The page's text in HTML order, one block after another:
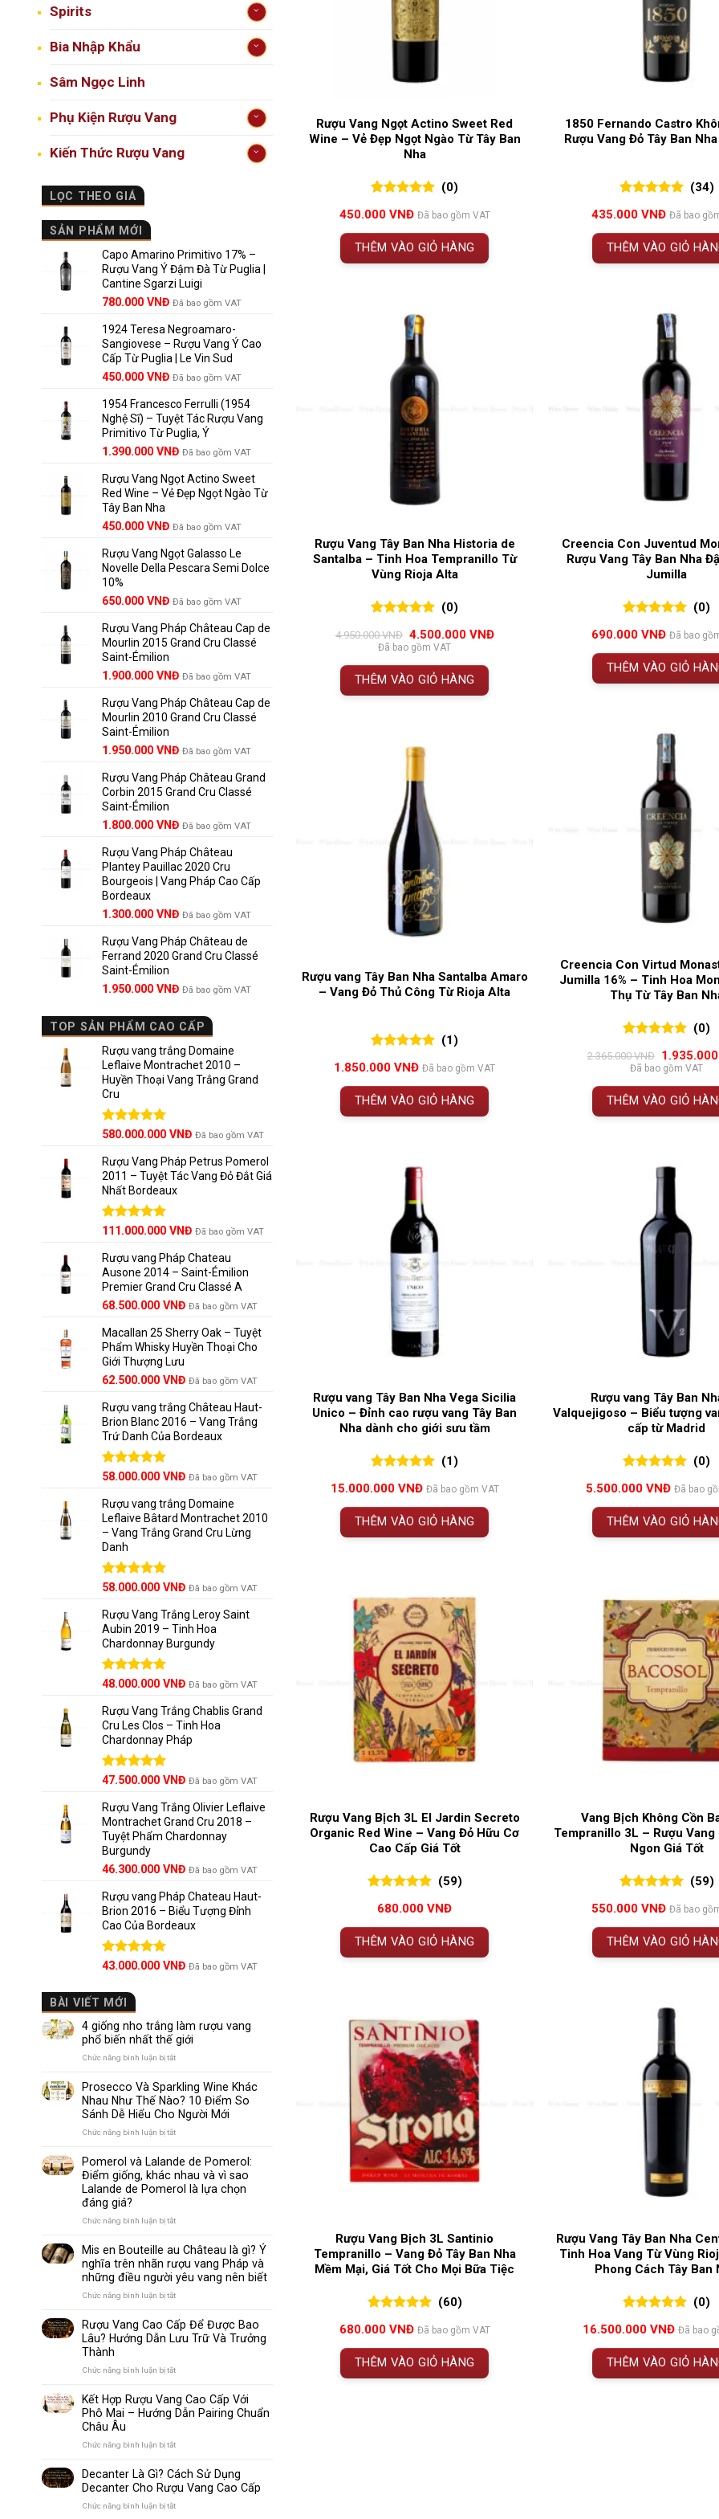
Spirits
Bia Nhập Khẩu
Sâm Ngọc Linh
Phụ Kiện Rượu Vang
Kiến Thức Rượu Vang
LỌC THEO GIÁ
SẢN PHẨM MỚI
Capo Amarino Primitivo 17% –
Rượu Vang Ý Đậm Đà Từ Puglia |
Cantine Sgarzi Luigi
Giá
là:
858.000 VNĐ.
780.000 VNĐGiá
tại
là:
780.000 VNĐ.
Đã bao gồm VAT
1924 Teresa Negroamaro-
Sangiovese – Rượu Vang Ý Cao
Cấp Từ Puglia | Le Vin Sud
Giá
là:
495.000 VNĐ.
450.000 VNĐGiá
tại
là:
450.000 VNĐ.
Đã bao gồm VAT
1954 Francesco Ferrulli (1954
Nghệ Sĩ) – Tuyệt Tác Rượu Vang
Primitivo Từ Puglia, Ý
Giá
là:
1.529.000 VNĐ.
1.390.000 VNĐGiá
tại
là:
Đã bao gồm VAT
Rượu Vang Ngọt Actino Sweet
Red Wine – Vẻ Đẹp Ngọt Ngào Từ
Tây Ban Nha
450.000 VNĐ Đã bao gồm VAT
Rượu Vang Ngọt Galasso Le
Novelle Della Pescara Semi Dolce
10%
650.000 VNĐ Đã bao gồm VAT
Rượu Vang Pháp Château Cap de
Mourlin 2015 Grand Cru Classé
Saint-Émilion
Giá
là:
2.800.000 VNĐ.
1.900.000 VNĐGiá
tại
là:
Đã bao gồm VAT
Rượu Vang Pháp Château Cap de
Mourlin 2010 Grand Cru Classé
Saint-Émilion
Giá
là:
2.950.000 VNĐ.
1.950.000 VNĐGiá
tại
là:
Đã bao gồm VAT
Rượu Vang Pháp Château Grand
Corbin 2015 Grand Cru Classé
Saint-Émilion
Giá
là:
2.500.000 VNĐ.
1.800.000 VNĐGiá
tại
là:
1.800.000 VNĐ.
Đã bao gồm VAT
Rượu Vang Pháp Château
Plantey Pauillac 2020 Cru
Bourgeois | Vang Pháp Cao Cấp
Bordeaux
Giá
là:
1.850.000 VNĐ.
1.300.000 VNĐGiá
tại
là:
Đã bao gồm VAT
Rượu Vang Pháp Château de
Ferrand 2020 Grand Cru Classé
Saint-Émilion
Giá
là:
2.800.000 VNĐ.
1.950.000 VNĐGiá
tại
là:
1.950.000 VNĐ.
Đã bao gồm VAT
TOP SẢN PHẨM CAO CẤP
Rượu vang trắng Domaine
Leflaive Montrachet 2010 –
Huyền Thoại Vang Trắng Grand
Cru
Được xếp
5 sao
580.000.000 VNĐ Đã bao gồm VAT
Rượu Vang Pháp Petrus Pomerol
2011 – Tuyệt Tác Vang Đỏ Đắt Giá
Nhất Bordeaux
Được xếp
5 sao
Giá
là:
125.000.000 VNĐ.
111.000.000 VNĐGiá
tại
là:
111.000.000 VNĐ.
Đã bao gồm VAT
Rượu vang Pháp Chateau
Ausone 2014 – Saint-Émilion
Premier Grand Cru Classé A
68.500.000 VNĐ Đã bao gồm VAT
Macallan 25 Sherry Oak – Tuyệt
Phẩm Whisky Huyền Thoại Cho
Giới Thượng Lưu
Giá
là:
65.000.000 VNĐ.
62.500.000 VNĐGiá
tại
là:
62.500.000 VNĐ.
Đã bao gồm VAT
Rượu vang trắng Château Haut-
Brion Blanc 2016 – Vang Trắng
Trứ Danh Của Bordeaux
Được xếp
5 sao
58.000.000 VNĐ Đã bao gồm VAT
Rượu vang trắng Domaine
Leflaive Bâtard Montrachet 2010
– Vang Trắng Grand Cru Lừng
Danh
Được xếp
5 sao
58.000.000 VNĐ Đã bao gồm VAT
Rượu Vang Trắng Leroy Saint
Aubin 2019 – Tinh Hoa
Chardonnay Burgundy
Được xếp
5 sao
48.000.000 VNĐ Đã bao gồm VAT
Rượu Vang Trắng Chablis Grand
Cru Les Clos – Tinh Hoa
Chardonnay Pháp
Được xếp
5 sao
47.500.000 VNĐ Đã bao gồm VAT
Rượu Vang Trắng Olivier Leflaive
Montrachet Grand Cru 2018 –
Tuyệt Phẩm Chardonnay
Burgundy
46.300.000 VNĐ Đã bao gồm VAT
Rượu vang Pháp Chateau Haut-
Brion 2016 – Biểu Tượng Đỉnh
Cao Của Bordeaux
Được xếp
5 sao
43.000.000 VNĐ Đã bao gồm VAT
BÀI VIẾT MỚI
4 giống nho trắng làm rượu vang
phổ biến nhất thế giới
Chức năng bình luận bị tắtở
giống
nho
trắng
làm
biến
nhất
thế
Prosecco Và Sparkling Wine Khác
Nhau Như Thế Nào? 10 Điểm So
Sánh Dễ Hiểu Cho Người Mới
Chức năng bình luận bị tắtở
Và
Sparkling
Wine
Khác
10
Điểm
So
Dễ
Cho
Người
Pomerol và Lalande de Pomerol:
Điểm giống, khác nhau và vì sao
Lalande de Pomerol là lựa chọn
đáng giá?
Chức năng bình luận bị tắtở
Lalande
de
Pomerol:
nhau
và
Pomerol
là
đáng
Mis en Bouteille au Château là gì? Ý
nghĩa trên nhãn rượu vang Pháp và
những điều người yêu vang nên biết
Chức năng bình luận bị tắtở
en
Bouteille
au
nghĩa
trên
và
những
người
Rượu Vang Cao Cấp Để Được Bao
Lâu? Hướng Dẫn Lưu Trữ Và Trưởng
Thành
Chức năng bình luận bị tắtở
Vang
Cao
Cấp
Hướng
Dẫn
Kết Hợp Rượu Vang Cao Cấp Với
Phô Mai – Hướng Dẫn Pairing Chuẩn
Châu Âu
Chức năng bình luận bị tắtở
Hợp
Rượu
Vang
Cao
Decanter Là Gì? Cách Sử Dụng
Decanter Cho Rượu Vang Cao Cấp
Chức năng bình luận bị tắtở
Rượu Vang Ngọt Actino Sweet Red
Wine – Vẻ Đẹp Ngọt Ngào Từ Tây Ban
Nha
đánh giá
(0)
450.000 VNĐ Đã bao gồm VAT
THÊM VÀO GIỎ HÀNG
1850 Fernando Castro
Rượu Vang Đỏ Tây Ban
đánh giá
(34)
435.000 VNĐ Đã bao
THÊM VÀO GIỎ
Rượu Vang Tây Ban Nha Historia de
Santalba – Tinh Hoa Tempranillo Từ
Vùng Rioja Alta
đánh giá
(0)
4.950.000VNĐ Giá
gốc
là:
4.950.000 VNĐ.
4.500.000 VNĐGiá
Đã bao gồm VAT
THÊM VÀO GIỎ HÀNG
Creencia Con Juventud
Rượu Vang Tây Ban Nha
Jumilla
đánh giá
(0)
690.000 VNĐ Đã bao
THÊM VÀO GIỎ
Creencia Con Virtud
Jumilla 16% – Tinh Hoa
Thụ Từ Tây Ban
đánh giá
(0)
2.365.000VNĐ
Giá
gốc
là:
2.365.000
1.935.000
Đã bao gồm VAT
THÊM VÀO GIỎ
Rượu vang Tây Ban Nha Santalba Amaro
– Vang Đỏ Thủ Công Từ Rioja Alta
đánh giá
(1)
1.850.000VNĐ Đã bao gồm VAT
THÊM VÀO GIỎ HÀNG
Rượu vang Tây Ban Nha Vega Sicilia
Unico – Đỉnh cao rượu vang Tây Ban
Nha dành cho giới sưu tầm
đánh giá
(1)
15.000.000 VNĐ Đã bao gồm VAT
THÊM VÀO GIỎ HÀNG
Rượu vang Tây Ban
Valquejigoso – Biểu tượng
cấp từ Madrid
đánh giá
(0)
5.500.000VNĐ Đã bao
THÊM VÀO GIỎ
Rượu Vang Bịch 3L El Jardin Secreto
Organic Red Wine – Vang Đỏ Hữu Cơ
Cao Cấp Giá Tốt
đánh giá
(59)
680.000VNĐ
THÊM VÀO GIỎ HÀNG
Vang Bịch Không Cồn
Tempranillo 3L – Rượu Vang
Ngon Giá Tốt
đánh giá
(59)
550.000 VNĐ Đã bao
THÊM VÀO GIỎ
Rượu Vang Bịch 3L Santinio
Tempranillo – Vang Đỏ Tây Ban Nha
Mềm Mại, Giá Tốt Cho Mọi Bữa Tiệc
đánh giá
(60)
680.000 VNĐ Đã bao gồm VAT
THÊM VÀO GIỎ HÀNG
Rượu Vang Tây Ban Nha
Tinh Hoa Vang Từ Vùng
Phong Cách Tây Ban
đánh giá
(0)
16.500.000 VNĐ Đã bao
THÊM VÀO GIỎ